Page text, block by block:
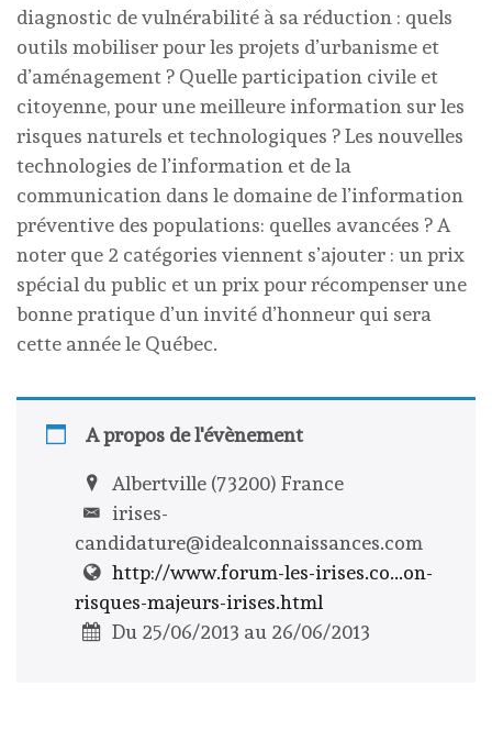
diagnostic de vulnérabilité à sa réduction : quels
outils mobiliser pour les projets d’urbanisme et
d’aménagement ? Quelle participation civile et
citoyenne, pour une meilleure information sur les
risques naturels et technologiques ? Les nouvelles
technologies de l’information et de la
communication dans le domaine de l’information
préventive des populations: quelles avancées ? A
noter que 2 catégories viennent s’ajouter : un prix
spécial du public et un prix pour récompenser une
bonne pratique d’un invité d’honneur qui sera
cette année le Québec.
A propos de l'évènement
Albertville (73200) France
irises-
candidature@idealconnaissances.com
http://www.forum-les-irises.co...on-
risques-majeurs-irises.html
Du 25/06/2013 au 26/06/2013